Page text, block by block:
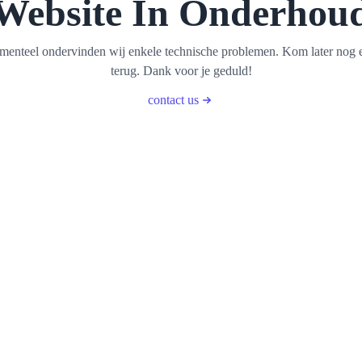
In
ondervinden wij enkele technische problemen. Kom later nog
terug. Dank voor je geduld!
contact us